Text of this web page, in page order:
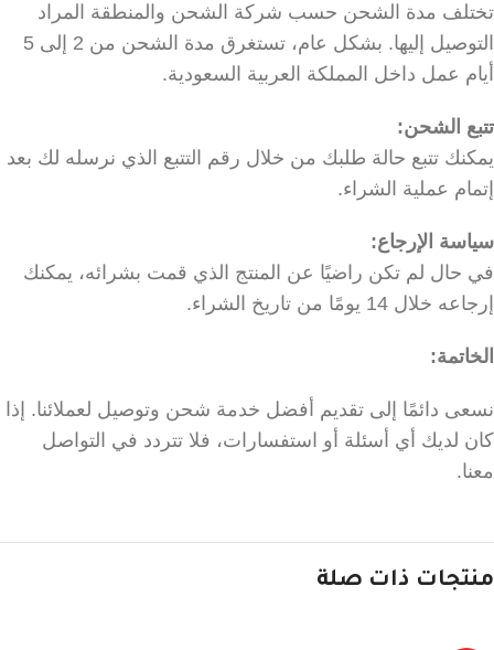
تختلف مدة الشحن حسب شركة الشحن والمنطقة المراد
التوصيل إليها. بشكل عام، تستغرق مدة الشحن من 2 إلى 5
أيام عمل داخل المملكة العربية السعودية.
تتبع الشحن:
يمكنك تتبع حالة طلبك من خلال رقم التتبع الذي نرسله لك بعد
إتمام عملية الشراء.
سياسة الإرجاع:
في حال لم تكن راضيًا عن المنتج الذي قمت بشرائه، يمكنك
إرجاعه خلال 14 يومًا من تاريخ الشراء.
الخاتمة:
نسعى دائمًا إلى تقديم أفضل خدمة شحن وتوصيل لعملائنا. إذا
كان لديك أي أسئلة أو استفسارات، فلا تتردد في التواصل
معنا.
منتجات ذات صلة